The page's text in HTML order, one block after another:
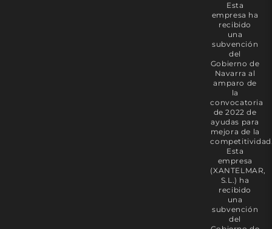
Esta
empresa ha
recibido
una
subvención
del
Gobierno de
Navarra al
amparo de
la
convocatoria
de 2022 de
ayudas para
mejora de la
Esta
empresa
(XANTELMAR,
S.L.) ha
recibido
una
subvención
del